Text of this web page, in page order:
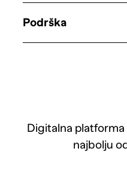
Digitalna
najbolju
Podrška